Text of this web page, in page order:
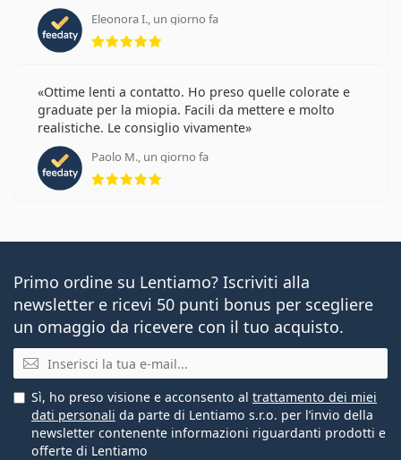
Eleonora I., un giorno fa
valutazione 5 di 5
Ottime lenti a contatto. Ho preso quelle colorate e
graduate per la miopia. Facili da mettere e molto
realistiche. Le consiglio vivamente
Paolo M., un giorno fa
valutazione 5 di 5
Primo ordine su Lentiamo? Iscriviti alla
newsletter e ricevi 50 punti bonus per scegliere
un omaggio da ricevere con il tuo acquisto.
E-mail
Sì, ho preso visione e acconsento al trattamento dei miei
dati personali da parte di Lentiamo s.r.o. per l’invio della
newsletter contenente informazioni riguardanti prodotti e
offerte di Lentiamo